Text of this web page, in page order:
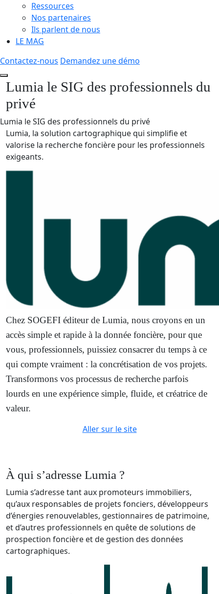
Ressources
Nos partenaires
Ils parlent de nous
LE MAG
Contactez-nous Demandez une démo
Lumia le SIG des professionnels du
privé
Lumia le SIG des professionnels du privé
Lumia, la solution cartographique qui simplifie et
valorise la recherche foncière pour les professionnels
exigeants.
Chez SOGEFI éditeur de Lumia, nous croyons en un
accès simple et rapide à la donnée foncière, pour que
vous, professionnels, puissiez consacrer du temps à ce
qui compte vraiment : la concrétisation de vos projets.
Transformons vos processus de recherche parfois
lourds en une expérience simple, fluide, et créatrice de
valeur.
Aller sur le site
À qui s’adresse Lumia ?
Lumia s’adresse tant aux promoteurs immobiliers,
qu’aux responsables de projets fonciers, développeurs
d’énergies renouvelables, gestionnaires de patrimoine,
et d’autres professionnels en quête de solutions de
prospection foncière et de gestion des données
cartographiques.